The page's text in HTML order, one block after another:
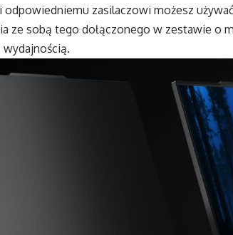
odpowiedniemu zasilaczowi możesz
ze sobą tego dołączonego w zestawie o
wydajnością.